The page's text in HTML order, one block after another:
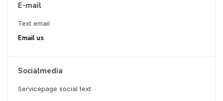
E-mail
Text email
Email us
Socialmedia
Servicepage social text